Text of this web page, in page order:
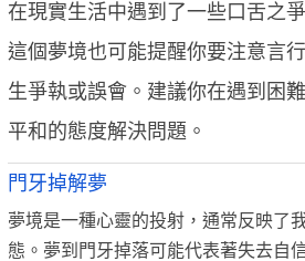
在現實生活中遇到了一些口舌之
這個夢境也可能提醒你要注意言
生爭執或誤會。建議你在遇到困
平和的態度解決問題。
門牙掉解夢
夢境是一種心靈的投射，通常反映了
態。夢到門牙掉落可能代表著失去自